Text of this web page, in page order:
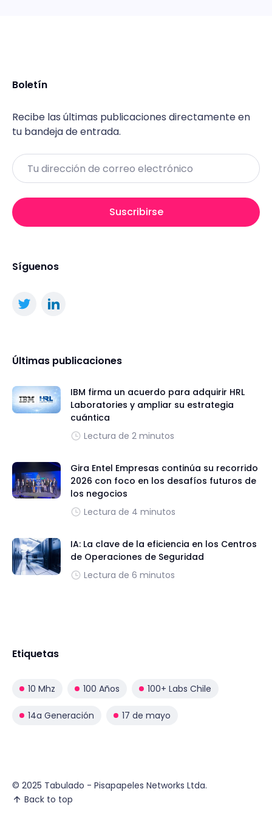
Boletín
Recibe las últimas publicaciones directamente en
tu bandeja de entrada.
Email
Suscribirse
Síguenos
Últimas publicaciones
IBM firma un acuerdo para adquirir HRL
Laboratories y ampliar su estrategia
cuántica
Lectura de 2 minutos
Gira Entel Empresas continúa su recorrido
2026 con foco en los desafíos futuros de
los negocios
Lectura de 4 minutos
IA: La clave de la eficiencia en los Centros
de Operaciones de Seguridad
Lectura de 6 minutos
Etiquetas
10 Mhz 100 Años 100+ Labs Chile
14a Generación 17 de mayo
© 2025 Tabulado - Pisapapeles Networks Ltda.
Back to top